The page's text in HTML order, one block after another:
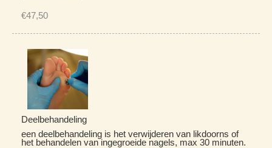
€47,50
Deelbehandeling
een deelbehandeling is het verwijderen van likdoorns of
het behandelen van ingegroeide nagels, max 30 minuten.